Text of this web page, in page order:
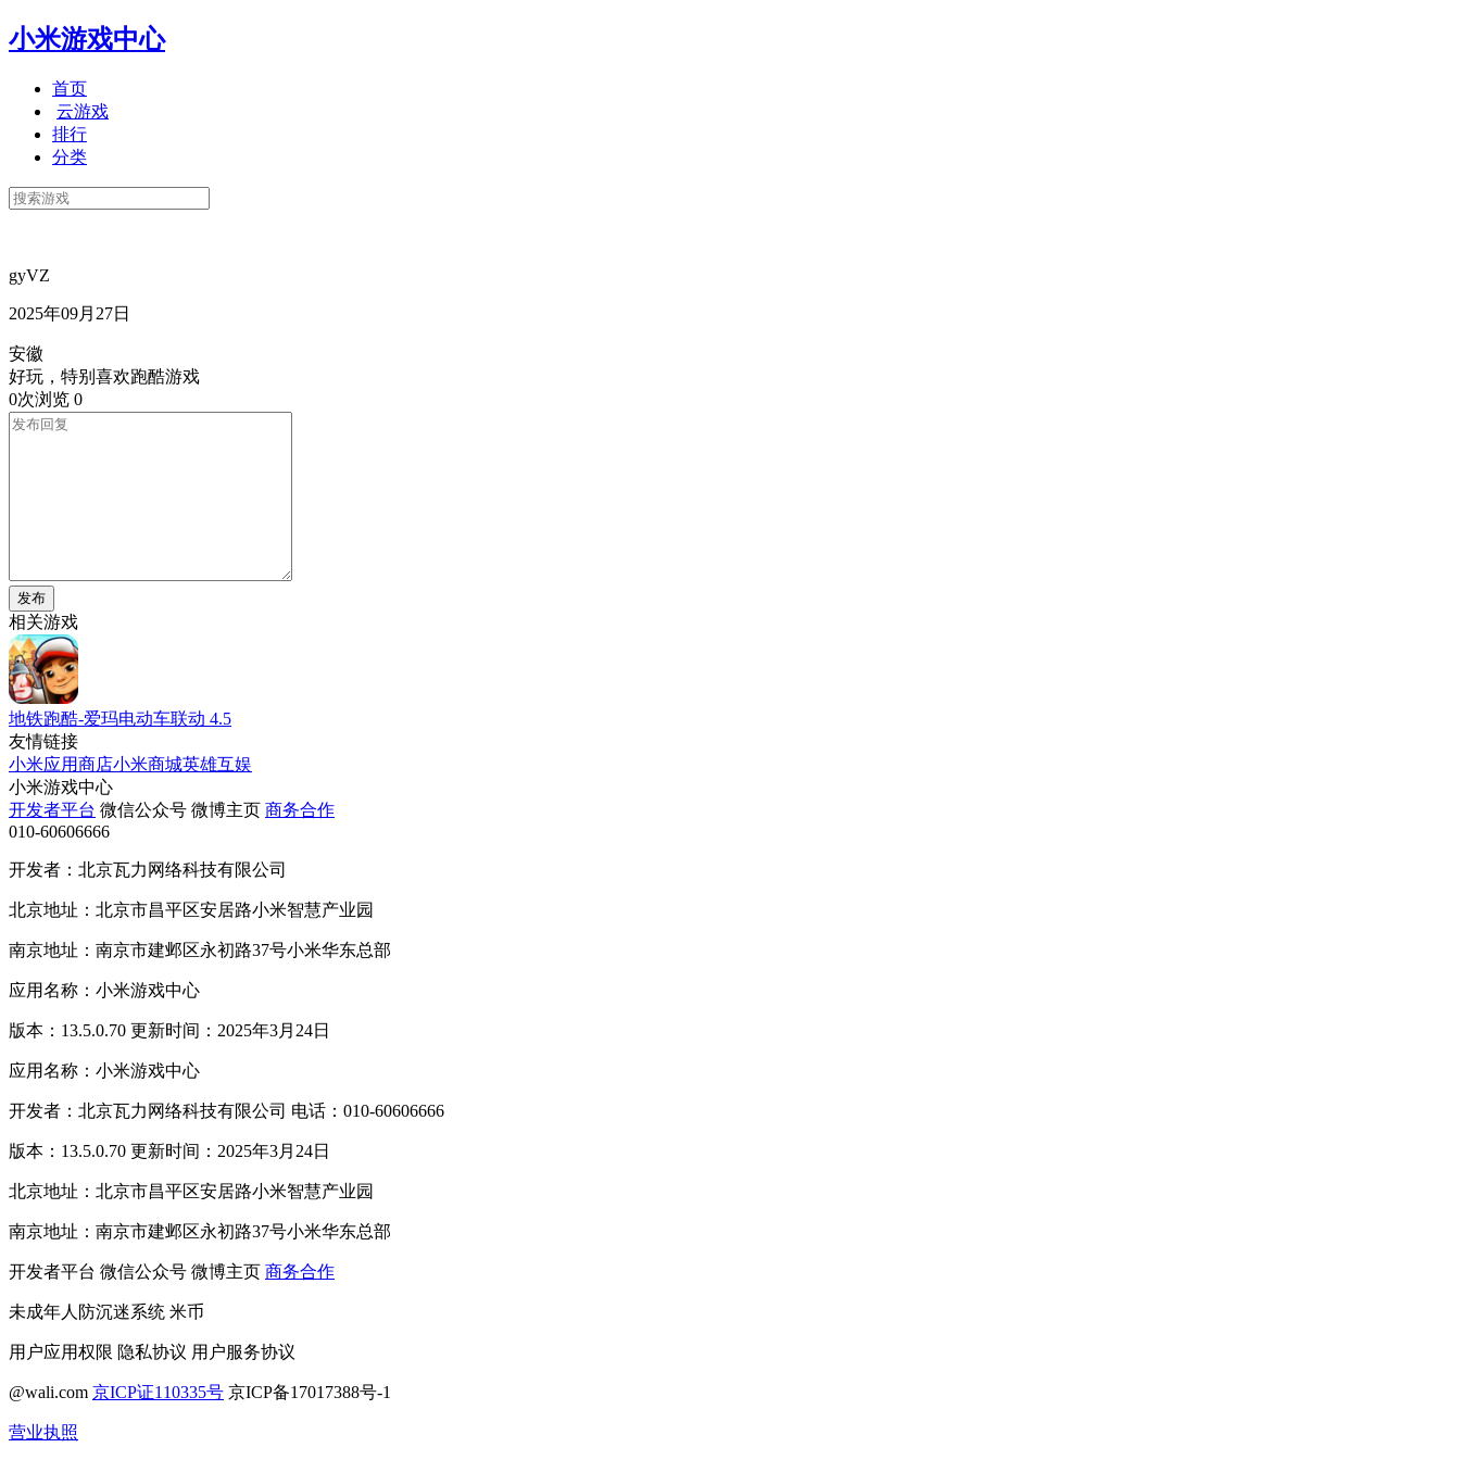
小米游戏中心
首页
云游戏
排行
分类
gyVZ
2025年09月27日
安徽
好玩，特别喜欢跑酷游戏
0次浏览 0
发布
相关游戏
地铁跑酷-爱玛电动车联动 4.5
友情链接
小米应用商店小米商城英雄互娱
小米游戏中心
开发者平台 微信公众号 微博主页 商务合作
010-60606666
开发者：北京瓦力网络科技有限公司
北京地址：北京市昌平区安居路小米智慧产业园
南京地址：南京市建邺区永初路37号小米华东总部
应用名称：小米游戏中心
版本：13.5.0.70 更新时间：2025年3月24日
应用名称：小米游戏中心
开发者：北京瓦力网络科技有限公司 电话：010-60606666
版本：13.5.0.70 更新时间：2025年3月24日
北京地址：北京市昌平区安居路小米智慧产业园
南京地址：南京市建邺区永初路37号小米华东总部
开发者平台 微信公众号 微博主页 商务合作
未成年人防沉迷系统 米币
用户应用权限 隐私协议 用户服务协议
@wali.com 京ICP证110335号 京ICP备17017388号-1
营业执照